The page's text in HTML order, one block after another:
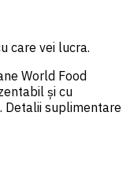
care vei lucra.
World Food
și cu
suplimentare